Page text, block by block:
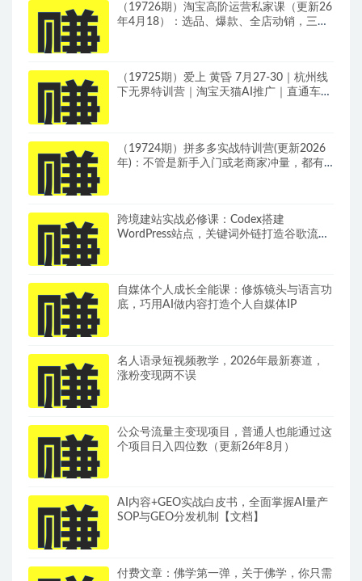
（19726期）淘宝高阶运营私家课（更新26
年4月18）：选品、爆款、全店动销，三模
（19725期）爱上 黄昏 7月27-30｜杭州线
下无界特训营｜淘宝天猫AI推广｜直通车人
（19724期）拼多多实战特训营(更新2026
年)：不管是新手入门或老商家冲量，都有
跨境建站实战必修课：Codex搭建
WordPress站点，关键词外链打造谷歌流量
自媒体个人成长全能课：修炼镜头与语言功
底，巧用AI做内容打造个人自媒体IP
名人语录短视频教学，2026年最新赛道，
涨粉变现两不误
公众号流量主变现项目，普通人也能通过这
个项目日入四位数（更新26年8月）
AI内容+GEO实战白皮书，全面掌握AI量产
SOP与GEO分发机制【文档】
付费文章：佛学第一弹，关于佛学，你只需